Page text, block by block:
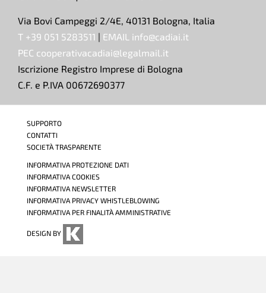
Via Bovi Campeggi 2/4E, 40131 Bologna, Italia
T +39 051 5283511 | EMAIL info@cadiai.it
PEC cooperativacadiai@legalmail.it
Iscrizione Registro Imprese di Bologna
C.F. e P.IVA 00672690377
SUPPORTO
CONTATTI
SOCIETÀ TRASPARENTE
INFORMATIVA PROTEZIONE DATI
INFORMATIVA COOKIES
INFORMATIVA NEWSLETTER
INFORMATIVA PRIVACY WHISTLEBLOWING
INFORMATIVA PER FINALITÀ AMMINISTRATIVE
DESIGN BY